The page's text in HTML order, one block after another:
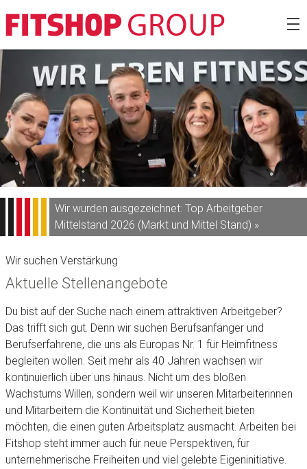
Zum
Inhalt
springen
Fitshop
Wir wurden ausgezeichnet: Top Arbeitgeber
Mittelstand 2026 (Markt und Mittel Stand) »
Wir suchen Verstärkung
Aktuelle Stellenangebote
Du bist auf der Suche nach einem attraktiven Arbeitgeber?
Das trifft sich gut. Denn wir suchen Berufsanfänger und
Berufserfahrene, die uns als Europas Nr. 1 für Heimfitness
begleiten wollen. Seit mehr als 40 Jahren wachsen wir
kontinuierlich über uns hinaus. Nicht um des bloßen
Wachstums Willen, sondern weil wir unseren Mitarbeiterinnen
und Mitarbeitern die Kontinuität und Sicherheit bieten
möchten, die einen guten Arbeitsplatz ausmacht. Arbeiten bei
Fitshop steht immer auch für neue Perspektiven, für
unternehmerische Freiheiten und viel gelebte Eigeninitiative.